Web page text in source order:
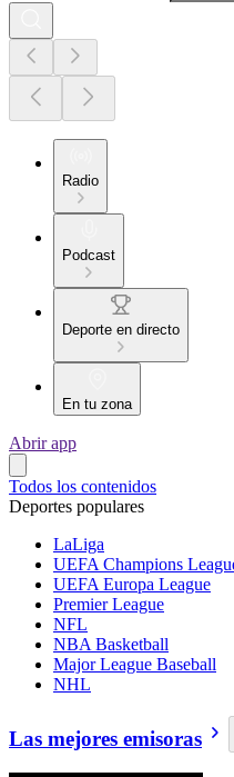
Radio
Podcast
Deporte en directo
En tu zona
Abrir app
Todos los contenidos
Deportes populares
LaLiga
UEFA Champions
UEFA Europa League
Premier League
NFL
NBA Basketball
Major League Baseball
NHL
Las mejores emisoras